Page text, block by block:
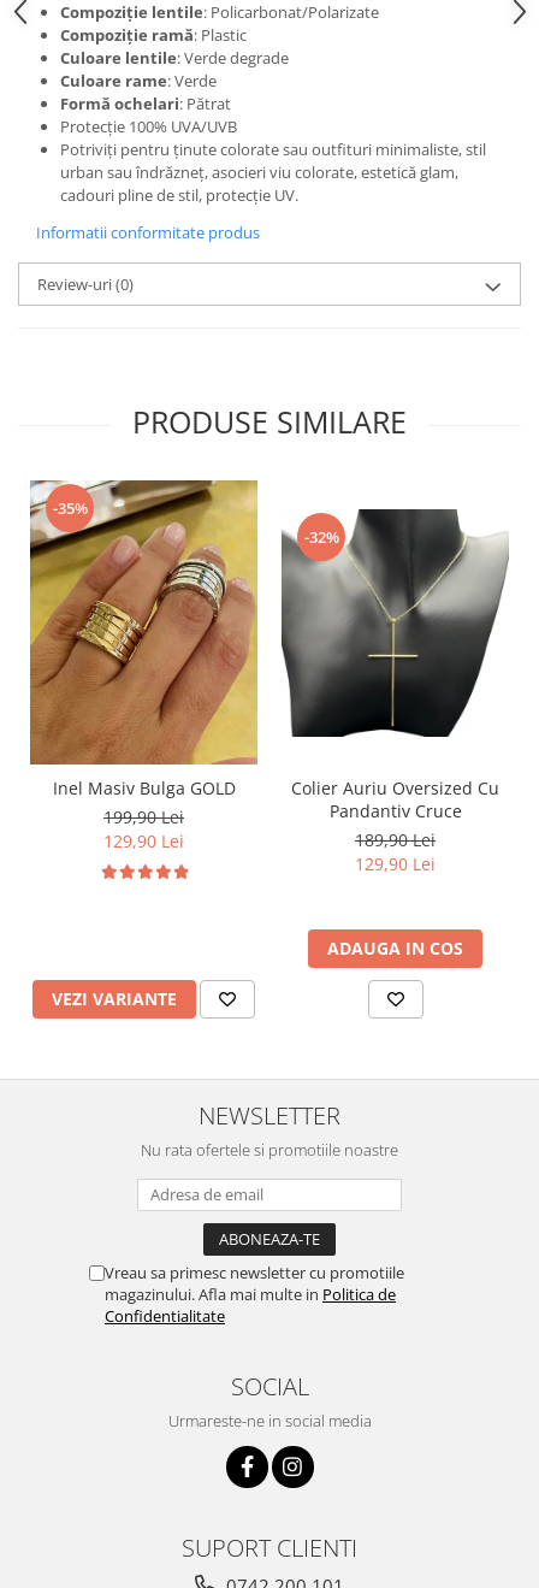
Compoziție lentile: Policarbonat/Polarizate
Compoziție ramă: Plastic
Culoare lentile: Verde degrade
Culoare rame: Verde
Formă ochelari: Pătrat
Protecție 100% UVA/UVB
Potriviți pentru ținute colorate sau outfituri minimaliste, stil
urban sau îndrăzneț, asocieri viu colorate, estetică glam,
cadouri pline de stil, protecție UV.
Informatii conformitate produs
Review-uri(0)
PRODUSE SIMILARE
-35%
Inel Masiv Bulga GOLD
199,90 Lei
129,90 Lei
VEZI VARIANTE
-32%
Colier Auriu Oversized Cu
Pandantiv Cruce
189,90 Lei
129,90 Lei
ADAUGA IN COS
NEWSLETTER
Nu rata ofertele si promotiile noastre
Vreau sa primesc newsletter cu promotiile
magazinului. Afla mai multe in Politica de
Confidentialitate
SOCIAL
Urmareste-ne in social media
SUPORT CLIENTI